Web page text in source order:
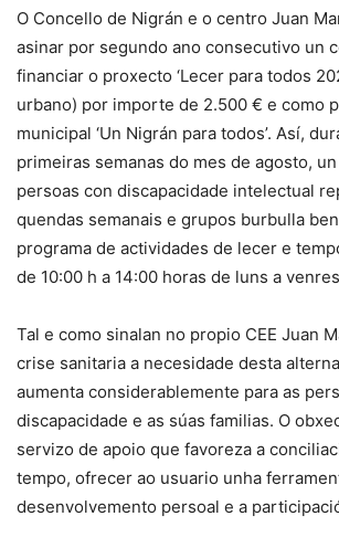
O Concello de Nigrán e o centro Juan
asinar por segundo ano consecutivo un
financiar o proxecto ‘Lecer para todos
urbano) por importe de 2.500 € e como
municipal ‘Un Nigrán para todos’. Así,
primeiras semanas do mes de agosto,
persoas con discapacidade intelectual
quendas semanais e grupos burbulla
programa de actividades de lecer e
de 10:00 h a 14:00 horas de luns a
Tal e como sinalan no propio CEE Juan
crise sanitaria a necesidade desta
aumenta considerablemente para as
discapacidade e as súas familias. O
servizo de apoio que favoreza a
tempo, ofrecer ao usuario unha
desenvolvemento persoal e a